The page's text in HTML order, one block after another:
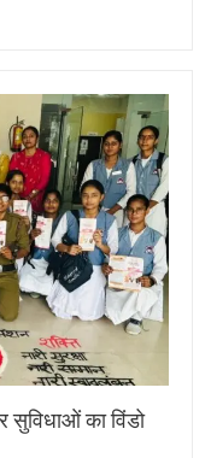
सुविधाओं का विंडो